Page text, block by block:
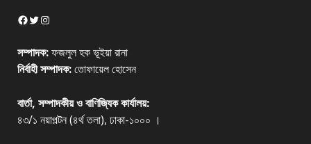
Facebook
Twitter
Instagram
সম্পাদক:ফজলুল হক ভূইয়া রানা
নির্বাহী সম্পাদক:তোফায়েল হোসেন
বার্তা, সম্পাদকীয় ও বাণিজ্যিক কার্যালয়:
৪৩/১ নয়াপল্টন (৪র্থ তলা), ঢাকা-১০০০ ।